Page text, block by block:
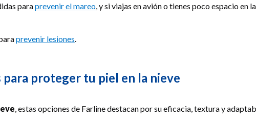
paraprevenir el mareo, y si viajas en avión o tienes poco espacio en
prevenir lesiones.
proteger tu piel en la nieve
, estas opciones de Farline destacan por su eficacia, textura y